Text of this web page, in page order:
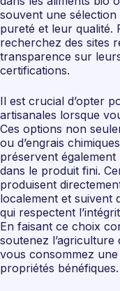
souvent une sélection
pureté et leur qualité.
recherchez des sites
transparence sur
certifications.
Il est crucial d’opter
artisanales lorsque
Ces options non
ou d’engrais
préservent
dans le produit fini.
produisent
localement et suivent
qui respectent
En faisant ce choix
soutenez
vous consommez
propriétés bénéfiques.